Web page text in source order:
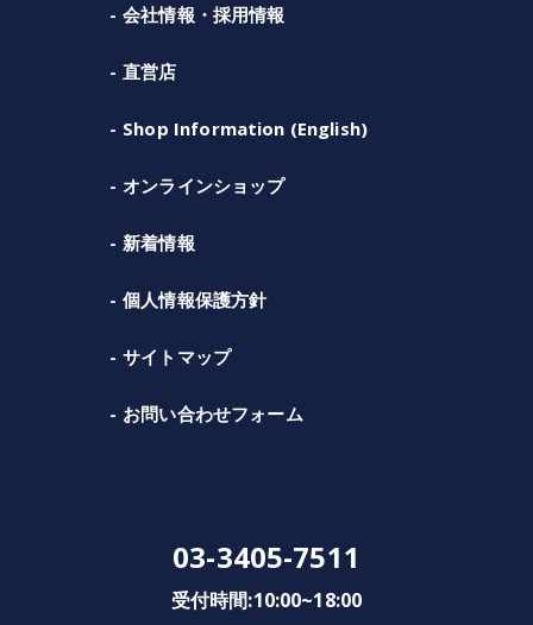
会社情報・採用情報
直営店
Shop Information (English)
オンラインショップ
新着情報
個人情報保護方針
サイトマップ
お問い合わせフォーム
03-3405-7511
受付時間:10:00~18:00